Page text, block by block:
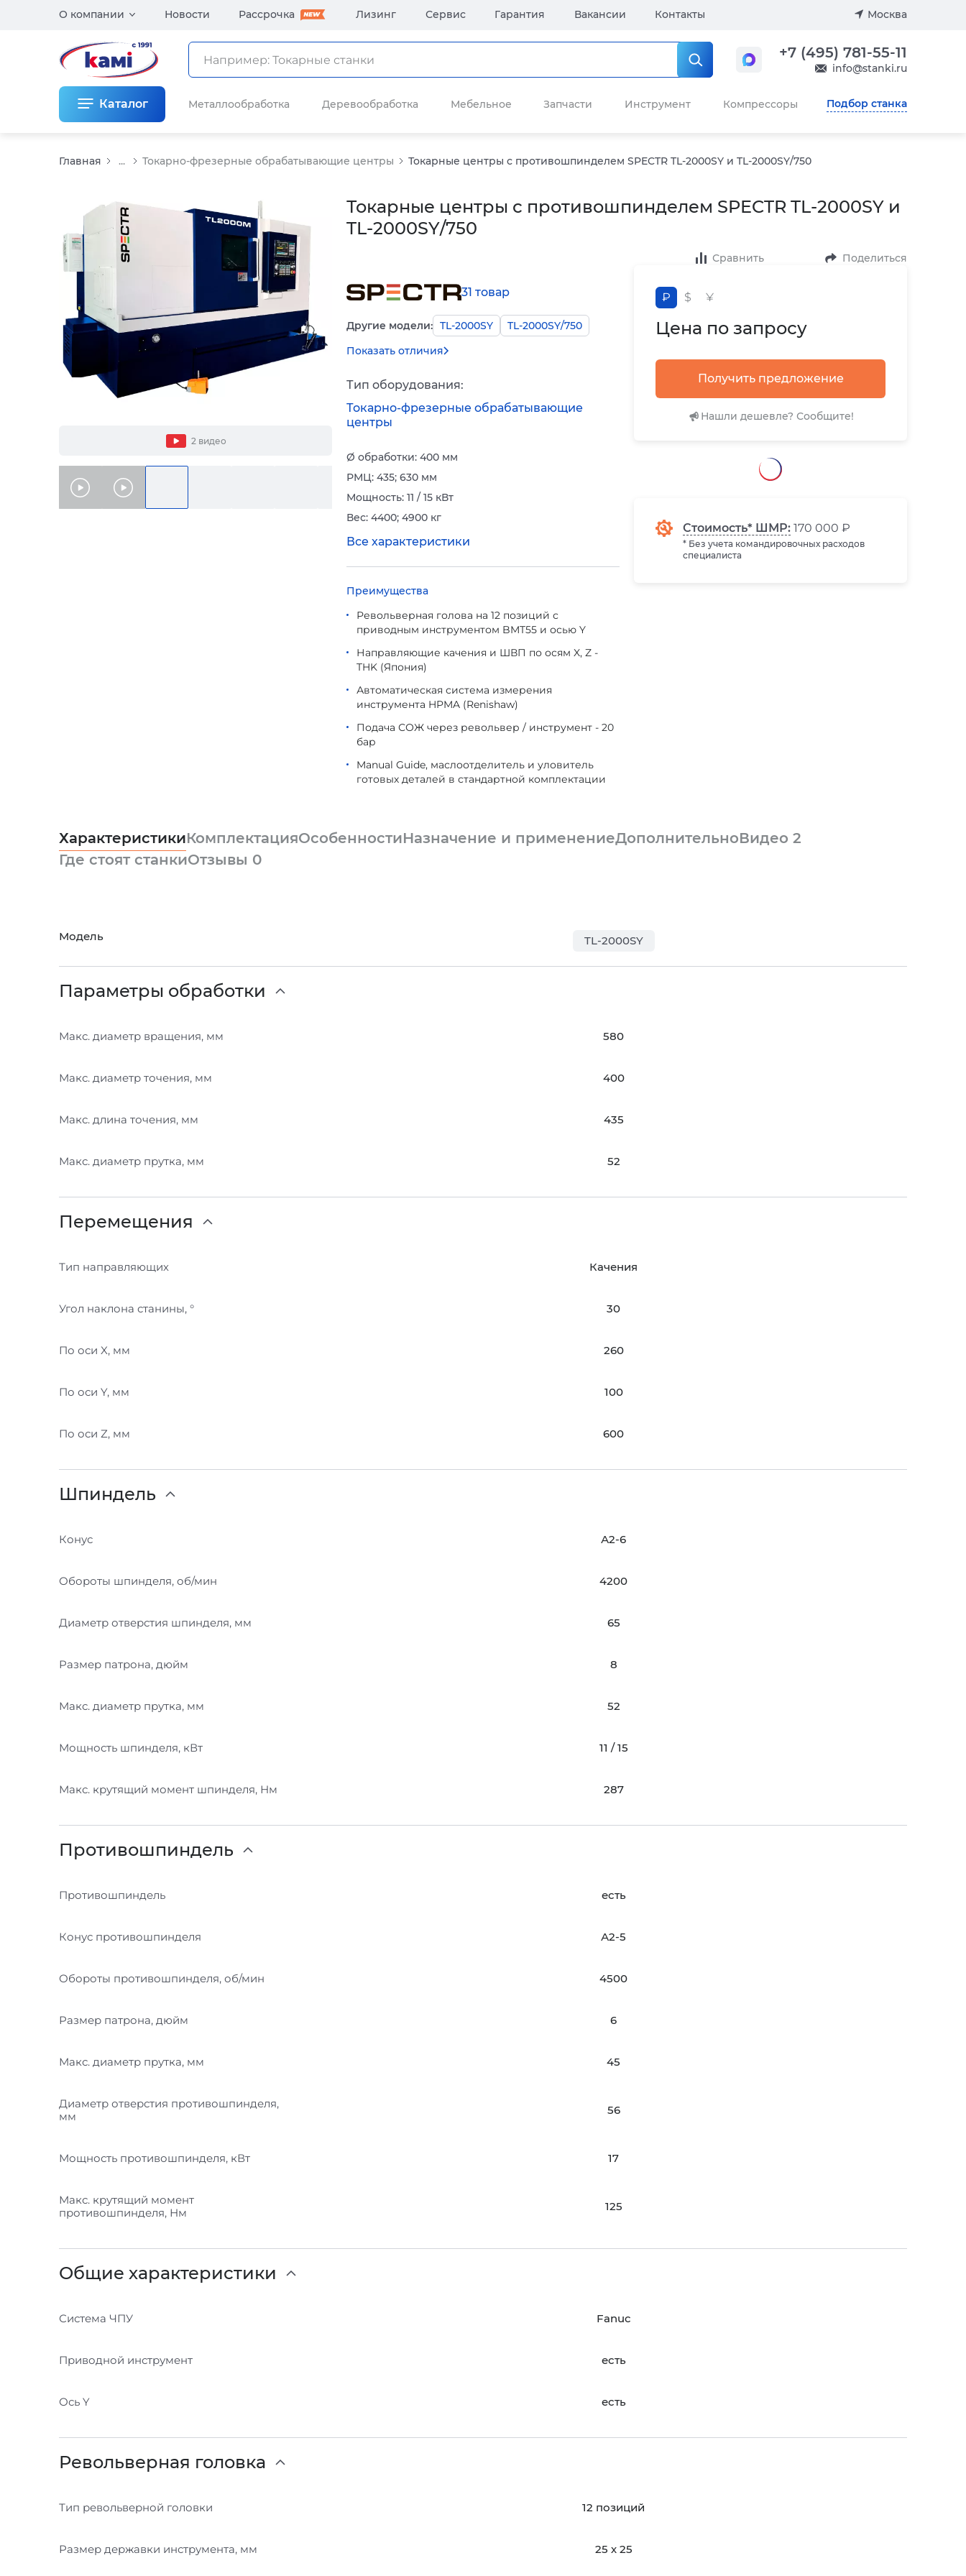
О компании Новости Рассрочка Лизинг Сервис Гарантия Вакансии Контакты Москва
+7 (495) 781-55-11
info@stanki.ru
Каталог Металлообработка Деревообработка Мебельное Запчасти Инструмент Компрессоры Подбор станка
Главная ... Токарно-фрезерные обрабатывающие центры Токарные центры с противошпинделем SPECTR TL-2000SY и TL-2000SY/750
Токарные центры с противошпинделем SPECTR TL-2000SY и
TL-2000SY/750
Сравнить Поделиться
2 видео
₽ $ ¥
Цена по запросу
Получить предложение
Нашли дешевле? Сообщите!
Стоимость* ШМР: 170 000 ₽
* Без учета командировочных расходов
специалиста
31 товар
Другие модели: TL-2000SY
TL-2000SY/750
Показать отличия
Тип оборудования:
Токарно-фрезерные обрабатывающие
центры
Ø обработки: 400 мм
РМЦ: 435; 630 мм
Мощность: 11 / 15 кВт
Вес: 4400; 4900 кг
Все характеристики
Преимущества
Револьверная голова на 12 позиций с
приводным инструментом BMT55 и осью Y
Направляющие качения и ШВП по осям X, Z -
THK (Япония)
Автоматическая система измерения
инструмента HPMA (Renishaw)
Подача СОЖ через револьвер / инструмент - 20
бар
Manual Guide, маслоотделитель и уловитель
готовых деталей в стандартной комплектации
ХарактеристикиКомплектацияОсобенностиНазначение и применениеДополнительноВидео 2
Где стоят станкиОтзывы 0
Модель TL-2000SY
Параметры обработки
Макс. диаметр вращения, мм 580
Макс. диаметр точения, мм 400
Макс. длина точения, мм 435
Макс. диаметр прутка, мм 52
Перемещения
Тип направляющих Качения
Угол наклона станины, ° 30
По оси X, мм 260
По оси Y, мм 100
По оси Z, мм 600
Шпиндель
Конус А2-6
Обороты шпинделя, об/мин 4200
Диаметр отверстия шпинделя, мм 65
Размер патрона, дюйм 8
Макс. диаметр прутка, мм 52
Мощность шпинделя, кВт 11 / 15
Макс. крутящий момент шпинделя, Нм 287
Противошпиндель
Противошпиндель есть
Конус противошпинделя А2-5
Обороты противошпинделя, об/мин 4500
Размер патрона, дюйм 6
Макс. диаметр прутка, мм 45
Диаметр отверстия противошпинделя,
мм
56
Мощность противошпинделя, кВт 17
Макс. крутящий момент
противошпинделя, Нм
125
Общие характеристики
Система ЧПУ Fanuc
Приводной инструмент есть
Ось Y есть
Револьверная головка
Тип револьверной головки 12 позиций
Размер державки инструмента, мм 25 х 25